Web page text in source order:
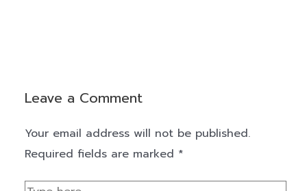
Leave a Comment
Your email address will not be published.
Required fields are marked *